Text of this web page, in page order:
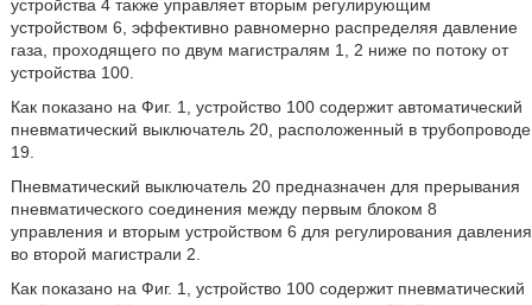
устройства 4 также управляет вторым регулирующим
устройством 6, эффективно равномерно распределяя давление
газа, проходящего по двум магистралям 1, 2 ниже по потоку от
устройства 100.
Как показано на Фиг. 1, устройство 100 содержит автоматический
пневматический выключатель 20, расположенный в трубопроводе
19.
Пневматический выключатель 20 предназначен для прерывания
пневматического соединения между первым блоком 8
управления и вторым устройством 6 для регулирования давления
во второй магистрали 2.
Как показано на Фиг. 1, устройство 100 содержит пневматический